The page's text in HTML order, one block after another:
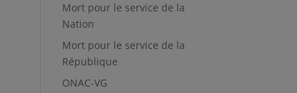
Mort pour le service de la
Nation
Mort pour le service de la
République
ONAC-VG